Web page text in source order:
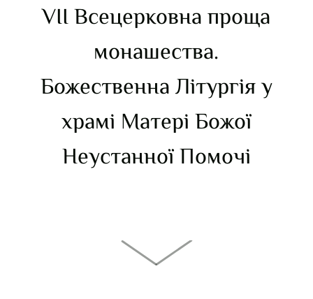
VII Всецерковна проща
монашества.
Божественна Літургія у
храмі Матері Божої
Неустанної Помочі